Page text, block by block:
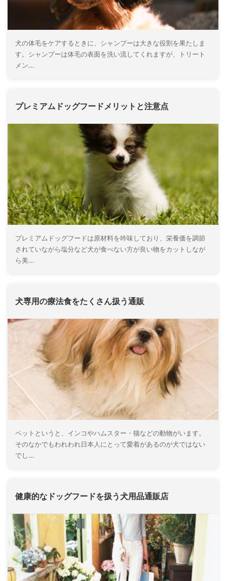
犬の体毛をケアするときに、シャンプーは大きな役割を果たしま
す。シャンプーは体毛の表面を洗い流してくれますが、トリート
メン...
プレミアムドッグフードメリットと注意点
プレミアムドッグフードは原材料を吟味しており、栄養価を調節
されていながら塩分など犬が食べない方が良い物をカットしなが
ら美...
犬専用の療法食をたくさん扱う通販
ペットというと、インコやハムスター・猫などの動物がいます。
そのなかでもわれわれ日本人にとって愛着があるのが犬ではない
でし...
健康的なドッグフードを扱う犬用品通販店